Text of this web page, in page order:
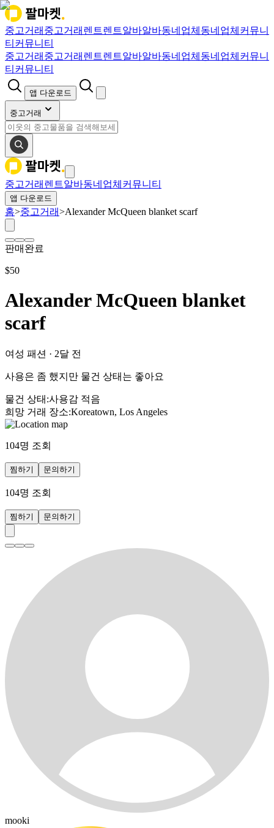
중고거래 중고거래 렌트렌트알바알바동네업체 동네업체 커뮤니
티 커뮤니티
중고거래 중고거래 렌트렌트알바알바동네업체 동네업체 커뮤니
티 커뮤니티
앱 다운로드
중고거래
중고거래 렌트알바동네업체 커뮤니티
앱 다운로드
홈>중고거래>Alexander McQueen blanket scarf
판매완료
$50
Alexander McQueen blanket
scarf
여성 패션 · 2달 전
사용은 좀 했지만 물건 상태는 좋아요
물건 상태 :사용감 적음
희망 거래 장소:Koreatown, Los Angeles
104명 조회
찜하기 문의하기
104명 조회
찜하기 문의하기
mooki